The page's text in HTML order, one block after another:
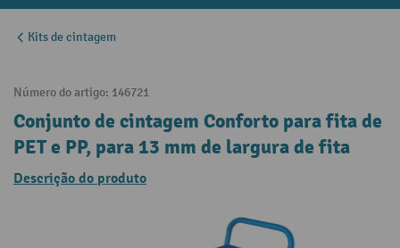
Kits de cintagem
Número do artigo: 146721
Conjunto de cintagem Conforto para fita de
PET e PP, para 13 mm de largura de fita
Descrição do produto